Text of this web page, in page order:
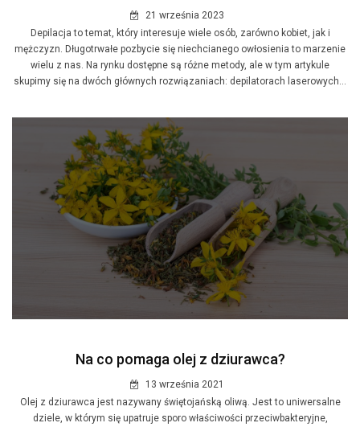
21 września 2023
Depilacja to temat, który interesuje wiele osób, zarówno kobiet, jak i
mężczyzn. Długotrwałe pozbycie się niechcianego owłosienia to marzenie
wielu z nas. Na rynku dostępne są różne metody, ale w tym artykule
skupimy się na dwóch głównych rozwiązaniach: depilatorach laserowych...
Na co pomaga olej z dziurawca?
13 września 2021
Olej z dziurawca jest nazywany świętojańską oliwą. Jest to uniwersalne
dziele, w którym się upatruje sporo właściwości przeciwbakteryjne,